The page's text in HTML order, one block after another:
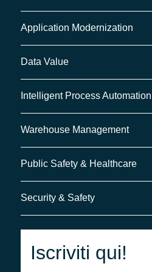
Application Modernization
Data Value
Intelligent Process Automation
Warehouse Management
Public Safety & Healthcare
Security & Safety
Iscriviti qui!